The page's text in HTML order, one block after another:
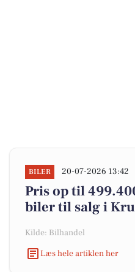
BILER 20-07-2026 13:42
Pris op til
biler til salg i
Kilde: Bilhandel
Læs hele artiklen her